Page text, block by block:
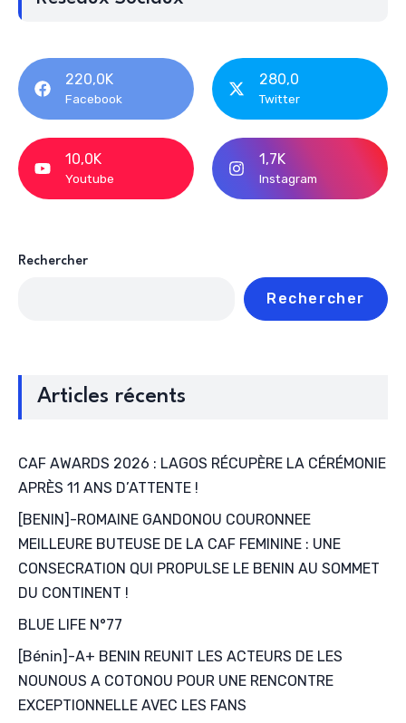
220,0K
Facebook
280,0
Twitter
10,0K
Youtube
1,7K
Instagram
Rechercher
Rechercher
Articles récents
CAF AWARDS 2026 : LAGOS RÉCUPÈRE LA CÉRÉMONIE
APRÈS 11 ANS D’ATTENTE !
[BENIN]-ROMAINE GANDONOU COURONNEE
MEILLEURE BUTEUSE DE LA CAF FEMININE : UNE
CONSECRATION QUI PROPULSE LE BENIN AU SOMMET
DU CONTINENT !
BLUE LIFE N°77
[Bénin]-A+ BENIN REUNIT LES ACTEURS DE LES
NOUNOUS A COTONOU POUR UNE RENCONTRE
EXCEPTIONNELLE AVEC LES FANS